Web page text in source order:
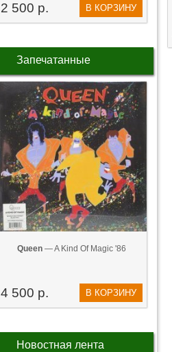
2 500 р. В КОРЗИНУ
Запечатанные
Queen — A Kind Of Magic '86
4 500 р. В КОРЗИНУ
Новостная лента